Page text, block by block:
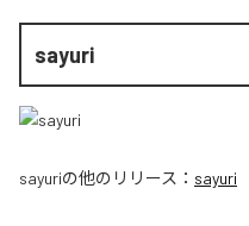
sayuri
sayuriの他のリリース： sayuri